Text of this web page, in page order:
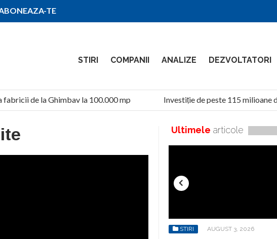
TE
STIRI COMPANII ANALIZE DEZVOLTATORI
de la Ghimbav la 100.000 mp Investiție de peste 115 milioane
Ultimele articole
STIRI AUGUST 3, 2026